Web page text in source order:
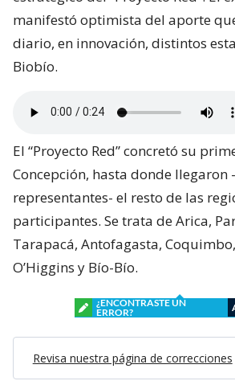
manifestó optimista del aporte
diario, en innovación, distintos
Biobío.
El “Proyecto Red” concretó su
Concepción, hasta donde llegaron
representantes- el resto de las
participantes. Se trata de Arica,
Tarapacá, Antofagasta,
O’Higgins y Bío-Bío.
¿ENCONTRASTE UN
ERROR?
Revisa nuestra página de correcciones